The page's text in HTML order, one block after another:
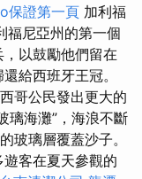
保證第一頁 加利福
福尼亞州的第一個
以鼓勵他們留在
給西班牙王冠。
哥公民發出更大的
璃海灘”，海浪不斷
玻璃層覆蓋沙子。
客在夏天參觀的